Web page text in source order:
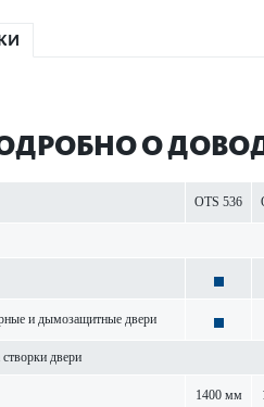
О
OTS 536
и дымозащитные двери
двери
1400 мм